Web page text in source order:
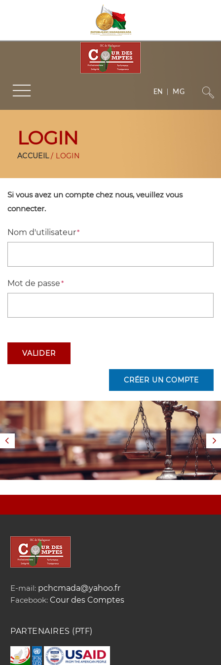
EN MG
LOGIN
ACCUEIL LOGIN
Si vous avez un compte chez nous, veuillez vous
connecter.
Nom d'utilisateur
Mot de passe
VALIDER
CRÉER UN COMPTE
E-mail: pchcmada@yahoo.fr
Facebook: Cour des Comptes
PARTENAIRES (PTF)